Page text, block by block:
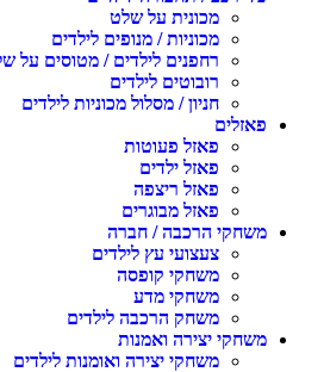
מכונית על שלט
מכוניות / מנופים לילדים
רחפנים לילדים / מטוסים על
רובוטים לילדים
חניון / מסלול מכוניות לילדים
פאזלים
פאזל פעוטות
פאזל ילדים
פאזל ריצפה
פאזל מבוגרים
משחקי הרכבה / חברה
צעצועי עץ לילדים
משחקי קופסה
משחקי מדע
משחק הרכבה לילדים
משחקי יצירה ואמנות
משחקי יצירה ואומנות לילדים